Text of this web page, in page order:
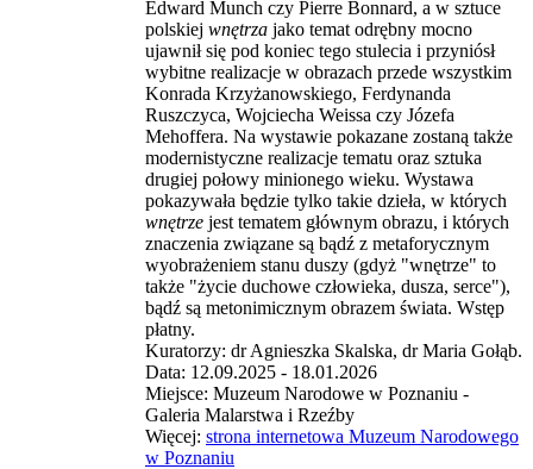
Edward Munch czy Pierre Bonnard, a w sztuce
polskiej wnętrza jako temat odrębny mocno
ujawnił się pod koniec tego stulecia i przyniósł
wybitne realizacje w obrazach przede wszystkim
Konrada Krzyżanowskiego, Ferdynanda
Ruszczyca, Wojciecha Weissa czy Józefa
Mehoffera. Na wystawie pokazane zostaną także
modernistyczne realizacje tematu oraz sztuka
drugiej połowy minionego wieku. Wystawa
pokazywała będzie tylko takie dzieła, w których
wnętrze jest tematem głównym obrazu, i których
znaczenia związane są bądź z metaforycznym
wyobrażeniem stanu duszy (gdyż "wnętrze" to
także "życie duchowe człowieka, dusza, serce"),
bądź są metonimicznym obrazem świata. Wstęp
płatny.
Kuratorzy: dr Agnieszka Skalska, dr Maria Gołąb.
Data: 12.09.2025 - 18.01.2026
Miejsce: Muzeum Narodowe w Poznaniu -
Galeria Malarstwa i Rzeźby
Więcej: strona internetowa Muzeum Narodowego
w Poznaniu